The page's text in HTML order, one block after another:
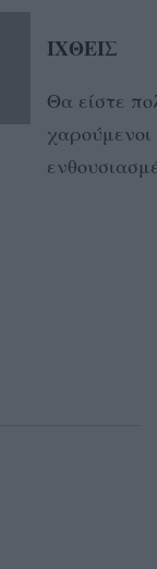
ΙΧΘΕΙΣ
Θα είστε
χαρούμενοι